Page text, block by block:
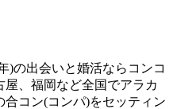
)の出会いと婚活ならコンコ
、福岡など全国でアラカ
コン(コンパ)をセッティン